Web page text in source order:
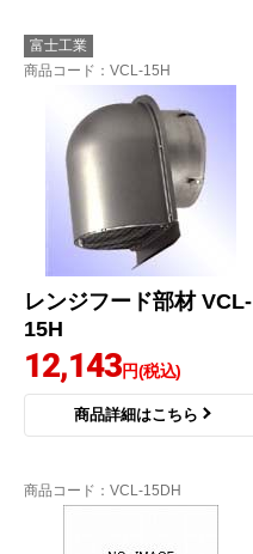
富士工業
商品コード ：VCL-15H
レンジフード部材 VCL-
15H
12,143円(税込)
商品詳細はこちら
商品コード ：VCL-15DH